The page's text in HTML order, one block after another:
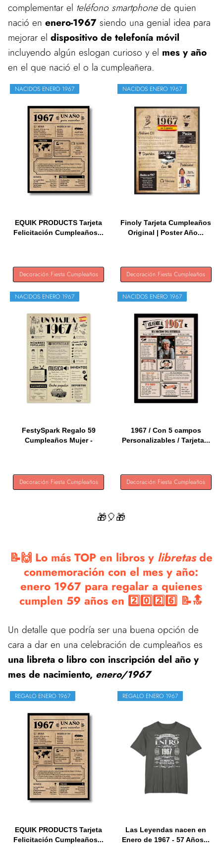
complementar el teléfono smartphonede quien
nació en enero-1967 siendo una genial idea para
mejorar el dispositivo de telefonía móvil
incluyendo algún eslogan curioso y el mes y año
en el que nació el o la cumpleañera.
NACIDOS ENERO 1967
EQUIK PRODUCTS Tarjeta
Felicitación Cumpleaños...
Decoración Fiesta Cumpleaños
NACIDOS ENERO 1967
Finoly Tarjeta Cumpleaños
Original | Poster Año...
Decoración Fiesta Cumpleaños
NACIDOS ENERO 1967
FestySpark Regalo 59
Cumpleaños Mujer -
Decoración Fiesta Cumpleaños
NACIDOS ENERO 1967
1967 / Con 5 campos
Personalizables / Tarjeta...
Decoración Fiesta Cumpleaños
🎁🎈🎁
📝🙌 Lo más TOP en libros y libretasde
conmemoración con el mes y año:
enero 1967 para regalar a quienes
cumplen 59 años en 2️⃣0️⃣2️⃣6️⃣ 📝🔝
Un detalle que podría ser una buena opción de
cara a dar en una celebración de cumpleaños es
una libreta o libro con inscripción del año y
mes de nacimiento, enero/1967
REGALO ENERO 1967
EQUIK PRODUCTS Tarjeta
Felicitación Cumpleaños...
REGALO ENERO 1967
Las Leyendas nacen en
Enero de 1967 - 57 Años...